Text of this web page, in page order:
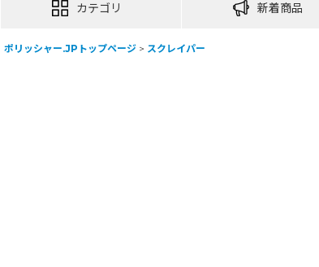
カテゴリ 新着商品
ポリッシャー.JPトップページ > スクレイパー